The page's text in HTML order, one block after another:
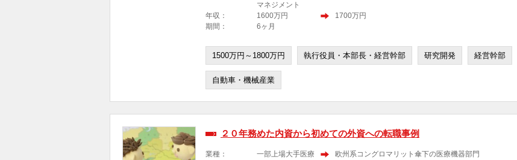
マネジメント
年収： 1600万円
1700万円
期間：
6ヶ月
1500万円～1800万円 執行役員・本部長・経営幹部 研究開発 経営幹部
自動車・機械産業
２０年務めた内資から初めての外資への転職事例
業種：
一部上場大手医療
欧州系コングロマリット傘下の医療機器部門